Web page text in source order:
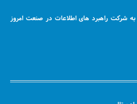
شرکت راهبرد های اطلاعات در صنعت امروز